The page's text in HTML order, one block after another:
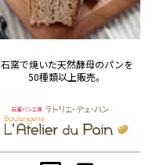
石窯で焼いた天然酵母のパンを
50種類以上販売。